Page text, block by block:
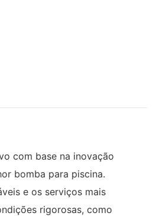
com base na inovação
bomba para piscina.
​​e os serviços mais
rigorosas, como